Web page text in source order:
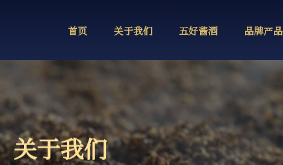
首页 关于我们 五好酱酒 品牌产品
关于我们